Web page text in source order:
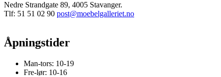
Nedre Strandgate 89, 4005 Stavanger.
Tlf: 51 51 02 90 post@moebelgalleriet.no
Åpningstider
Man-tors: 10-19
Fre-lør: 10-16